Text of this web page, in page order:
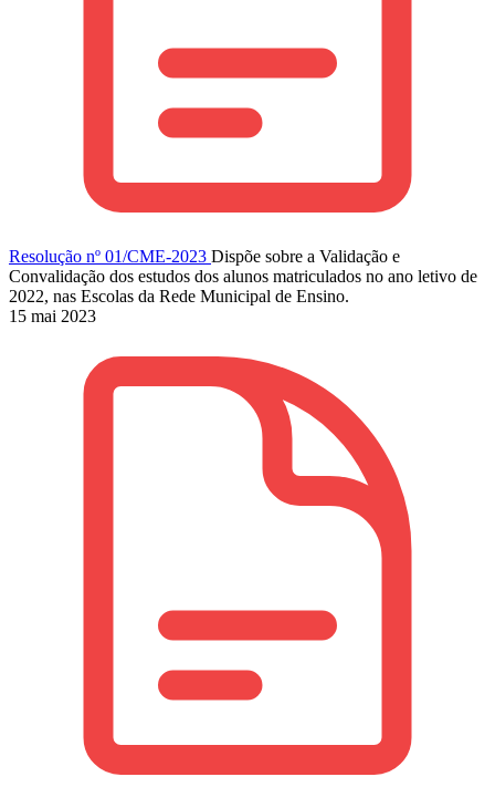
Resolução nº 01/CME-2023 Dispõe sobre a Validação e
Convalidação dos estudos dos alunos matriculados no ano letivo de
2022, nas Escolas da Rede Municipal de Ensino.
15 mai 2023